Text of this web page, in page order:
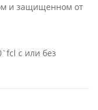
и защищенном от
с или без